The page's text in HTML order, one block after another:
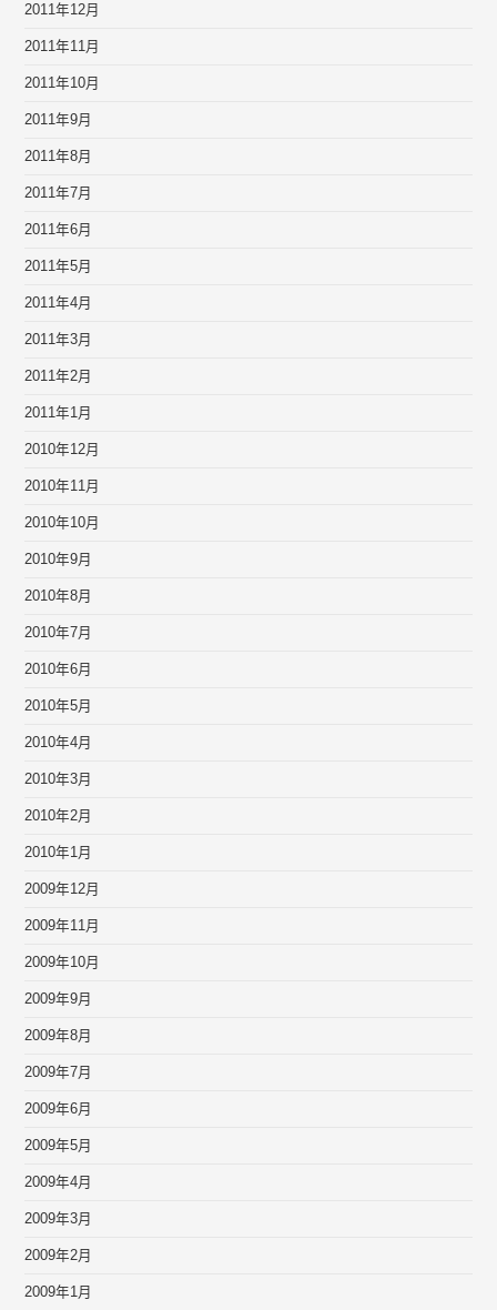
2011年12月
2011年11月
2011年10月
2011年9月
2011年8月
2011年7月
2011年6月
2011年5月
2011年4月
2011年3月
2011年2月
2011年1月
2010年12月
2010年11月
2010年10月
2010年9月
2010年8月
2010年7月
2010年6月
2010年5月
2010年4月
2010年3月
2010年2月
2010年1月
2009年12月
2009年11月
2009年10月
2009年9月
2009年8月
2009年7月
2009年6月
2009年5月
2009年4月
2009年3月
2009年2月
2009年1月